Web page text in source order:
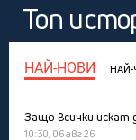
Топ
НАЙ-НОВИ НАЙ-
Защо всички искат
10:30, 06 авг 26